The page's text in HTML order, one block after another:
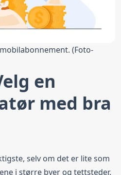
(Foto-
en
med bra
selv om det er lite som
i større byer og tettsteder.